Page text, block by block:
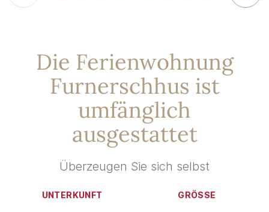
Die Ferienwohnung
Furnerschhus ist
umfänglich
ausgestattet
Überzeugen Sie sich selbst
UNTERKUNFT GRÖSSE